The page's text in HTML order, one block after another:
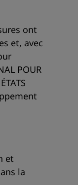
ont
et, avec
POUR
et
la